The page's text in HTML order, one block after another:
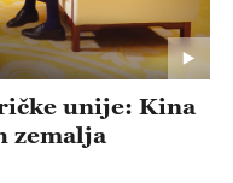
unije: Kina
zemalja